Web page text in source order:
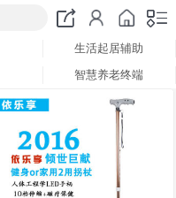
生活起居辅助
智慧养老终端